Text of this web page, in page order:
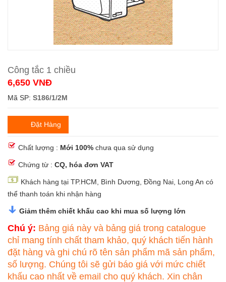
Công tắc 1 chiều
6,650 VNĐ
Mã SP: S186/1/2M
Đặt Hàng
Chất lượng : Mới 100% chưa qua sử dụng
Chứng từ : CQ, hóa đơn VAT
Khách hàng tại TP.HCM, Bình Dương, Đồng Nai, Long An có
thể thanh toán khi nhận hàng
Giảm thêm chiết khấu cao khi mua số lượng lớn
Chú ý: Bảng giá này và bảng giá trong catalogue
chỉ mang tính chất tham khảo, quý khách tiến hành
đặt hàng và ghi chú rõ tên sản phẩm mã sản phẩm,
số lượng. Chúng tôi sẽ gửi báo giá với mức chiết
khấu cao nhất về email cho quý khách. Xin chân